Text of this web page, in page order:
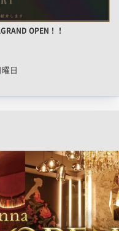
OPEN！！
曜日